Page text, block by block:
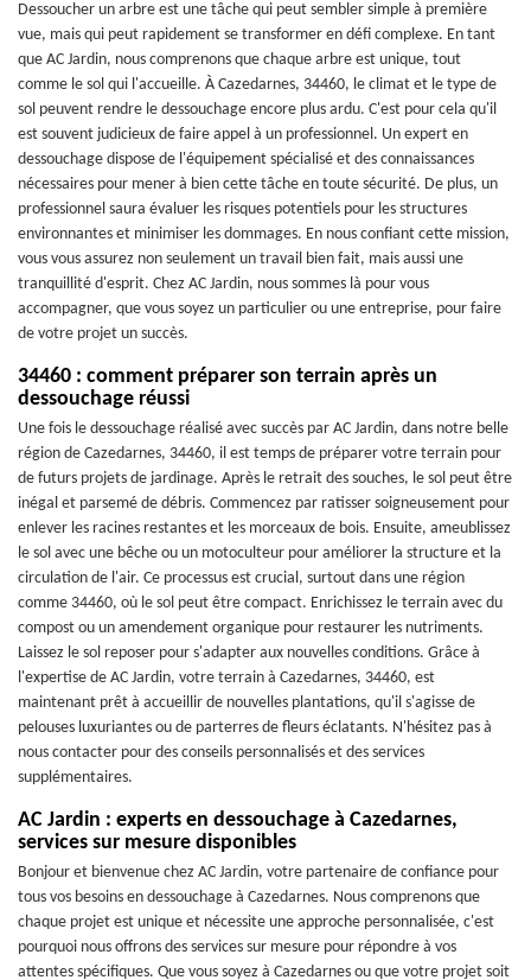
Dessoucher un arbre est une tâche qui peut sembler simple à première
vue, mais qui peut rapidement se transformer en défi complexe. En tant
que AC Jardin, nous comprenons que chaque arbre est unique, tout
comme le sol qui l'accueille. À Cazedarnes, 34460, le climat et le type de
sol peuvent rendre le dessouchage encore plus ardu. C'est pour cela qu'il
est souvent judicieux de faire appel à un professionnel. Un expert en
dessouchage dispose de l'équipement spécialisé et des connaissances
nécessaires pour mener à bien cette tâche en toute sécurité. De plus, un
professionnel saura évaluer les risques potentiels pour les structures
environnantes et minimiser les dommages. En nous confiant cette mission,
vous vous assurez non seulement un travail bien fait, mais aussi une
tranquillité d'esprit. Chez AC Jardin, nous sommes là pour vous
accompagner, que vous soyez un particulier ou une entreprise, pour faire
de votre projet un succès.
34460 : comment préparer son terrain après un
dessouchage réussi
Une fois le dessouchage réalisé avec succès par AC Jardin, dans notre belle
région de Cazedarnes, 34460, il est temps de préparer votre terrain pour
de futurs projets de jardinage. Après le retrait des souches, le sol peut être
inégal et parsemé de débris. Commencez par ratisser soigneusement pour
enlever les racines restantes et les morceaux de bois. Ensuite, ameublissez
le sol avec une bêche ou un motoculteur pour améliorer la structure et la
circulation de l'air. Ce processus est crucial, surtout dans une région
comme 34460, où le sol peut être compact. Enrichissez le terrain avec du
compost ou un amendement organique pour restaurer les nutriments.
Laissez le sol reposer pour s'adapter aux nouvelles conditions. Grâce à
l'expertise de AC Jardin, votre terrain à Cazedarnes, 34460, est
maintenant prêt à accueillir de nouvelles plantations, qu'il s'agisse de
pelouses luxuriantes ou de parterres de fleurs éclatants. N'hésitez pas à
nous contacter pour des conseils personnalisés et des services
supplémentaires.
AC Jardin : experts en dessouchage à Cazedarnes,
services sur mesure disponibles
Bonjour et bienvenue chez AC Jardin, votre partenaire de confiance pour
tous vos besoins en dessouchage à Cazedarnes. Nous comprenons que
chaque projet est unique et nécessite une approche personnalisée, c'est
pourquoi nous offrons des services sur mesure pour répondre à vos
attentes spécifiques. Que vous soyez à Cazedarnes ou que votre projet soit